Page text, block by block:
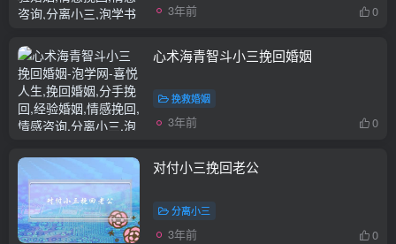
3年前 0
心术海青智斗小三挽回婚姻
挽救婚姻
3年前 0
对付小三挽回老公
分离小三
3年前 0